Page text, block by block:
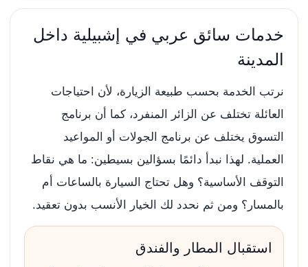
خدمات سائق عربي في إشبيلية داخل
المدينة
نرتب الخدمة بحسب طبيعة الزيارة، لأن احتياجات
العائلة تختلف عن الزائر المنفرد، كما أن برنامج
التسوق يختلف عن برنامج الجولات أو المواعيد
العملية. لهذا نبدأ دائمًا بسؤالين بسيطين: ما هي نقاط
التوقف الأساسية؟ وهل تحتاج السيارة بالساعات أم
بالمسار؟ ومن ثم نحدد لك الخيار الأنسب بدون تعقيد.
استقبال المطار والفندق